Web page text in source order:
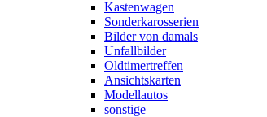
Kastenwagen
Sonderkarosserien
Bilder von damals
Unfallbilder
Oldtimertreffen
Ansichtskarten
Modellautos
sonstige